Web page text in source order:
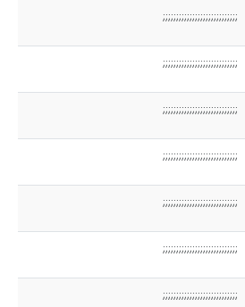
;;;;;;;;;;;;;;;;;;;;;;;;;;;;
;;;;;;;;;;;;;;;;;;;;;;;;;;;;
;;;;;;;;;;;;;;;;;;;;;;;;;;;;
;;;;;;;;;;;;;;;;;;;;;;;;;;;;
;;;;;;;;;;;;;;;;;;;;;;;;;;;;
;;;;;;;;;;;;;;;;;;;;;;;;;;;;
;;;;;;;;;;;;;;;;;;;;;;;;;;;;